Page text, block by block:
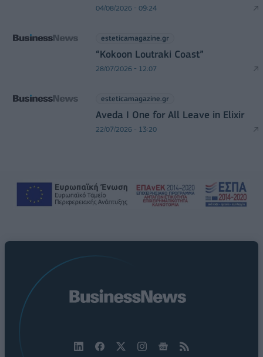
04/08/2026 - 09:24
esteticamagazine.gr
“Kokoon Loutraki Coast”
28/07/2026 - 12:07
esteticamagazine.gr
Aveda I One for All Leave in Elixir
22/07/2026 - 13:20